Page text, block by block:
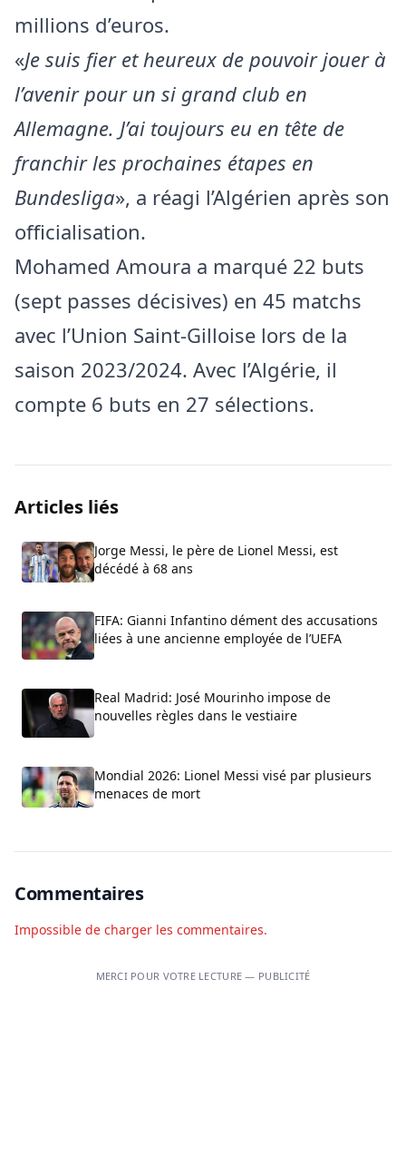
millions d’euros.
«Je suis fier et heureux de pouvoir jouer à
l’avenir pour un si grand club en
Allemagne. J’ai toujours eu en tête de
franchir les prochaines étapes en
Bundesliga», a réagi l’Algérien après son
officialisation.
Mohamed Amoura a marqué 22 buts
(sept passes décisives) en 45 matchs
avec l’Union Saint-Gilloise lors de la
saison 2023/2024. Avec l’Algérie, il
compte 6 buts en 27 sélections.
Articles liés
Jorge Messi, le père de Lionel Messi, est
décédé à 68 ans
FIFA: Gianni Infantino dément des accusations
liées à une ancienne employée de l’UEFA
Real Madrid: José Mourinho impose de
nouvelles règles dans le vestiaire
Mondial 2026: Lionel Messi visé par plusieurs
menaces de mort
Commentaires
Impossible de charger les commentaires.
MERCI POUR VOTRE LECTURE — PUBLICITÉ